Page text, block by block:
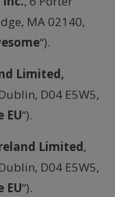
MA 02140,
“).
Limited,
D04 E5W5,
EU“).
Limited,
D04 E5W5,
EU“).